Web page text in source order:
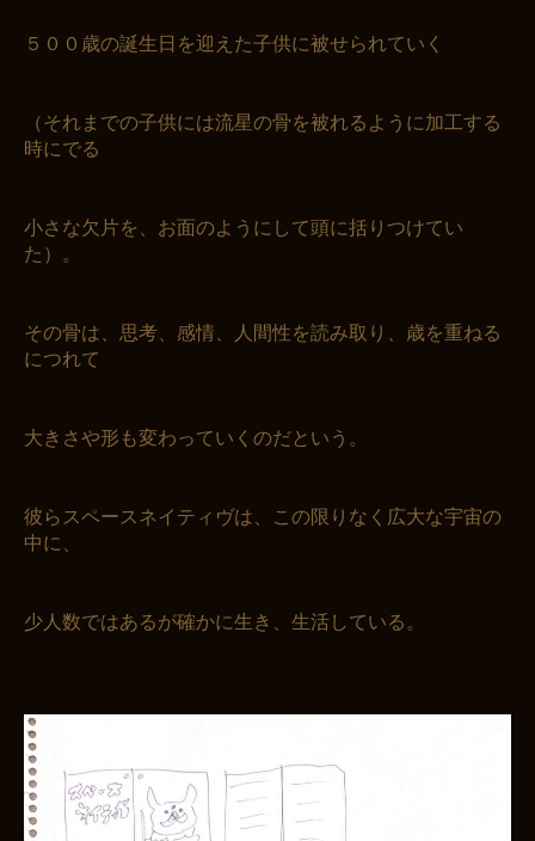
５００歳の誕生日を迎えた子供に被せられていく
（それまでの子供には流星の骨を被れるように加工する
時にでる
小さな欠片を、お面のようにして頭に括りつけてい
た）。
その骨は、思考、感情、人間性を読み取り、歳を重ねる
につれて
大きさや形も変わっていくのだという。
彼らスペースネイティヴは、この限りなく広大な宇宙の
中に、
少人数ではあるが確かに生き、生活している。